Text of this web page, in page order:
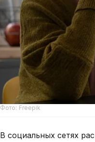
Фото: Freepik
В социальных сетях